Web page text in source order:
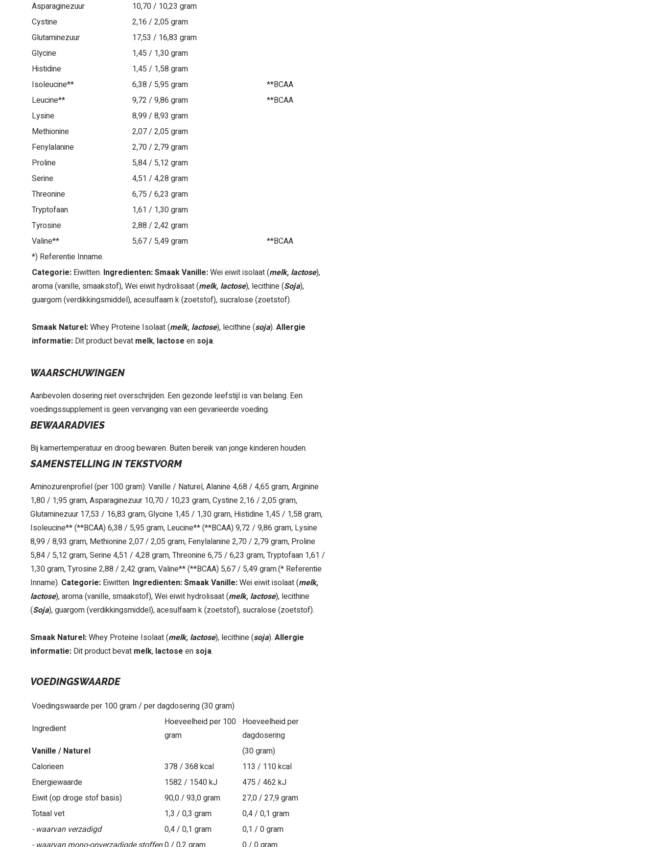
Asparaginezuur
10,70 / 10,23 gram
Cystine
2,16 / 2,05 gram
Glutaminezuur
17,53 / 16,83 gram
Glycine
1,45 / 1,30 gram
Histidine
1,45 / 1,58 gram
Isoleucine**
6,38 / 5,95 gram
**BCAA
Leucine**
9,72 / 9,86 gram
**BCAA
Lysine
8,99 / 8,93 gram
Methionine
2,07 / 2,05 gram
Fenylalanine
2,70 / 2,79 gram
Proline
5,84 / 5,12 gram
Serine
4,51 / 4,28 gram
Threonine
6,75 / 6,23 gram
Tryptofaan
1,61 / 1,30 gram
Tyrosine
2,88 / 2,42 gram
Valine**
5,67 / 5,49 gram
**BCAA
*) Referentie Inname.
Categorie: Eiwitten. Ingredienten:Smaak Vanille:Wei eiwit isolaat (melk, lactose),
aroma (vanille, smaakstof), Wei eiwit hydrolisaat (melk, lactose), lecithine (Soja),
guargom (verdikkingsmiddel), acesulfaam k (zoetstof), sucralose (zoetstof).
Smaak Naturel:Whey Proteine Isolaat (melk, lactose), lecithine (soja). Allergie
informatie: Dit product bevat melk, lactose en soja.
WAARSCHUWINGEN
Aanbevolen dosering niet overschrijden. Een gezonde leefstijl is van belang. Een
voedingssupplement is geen vervanging van een gevarieerde voeding.
BEWAARADVIES
Bij kamertemperatuur en droog bewaren. Buiten bereik van jonge kinderen houden.
SAMENSTELLING IN TEKSTVORM
Aminozurenprofiel (per 100 gram): Vanille / Naturel, Alanine 4,68 / 4,65 gram, Arginine
1,80 / 1,95 gram, Asparaginezuur 10,70 / 10,23 gram, Cystine 2,16 / 2,05 gram,
Glutaminezuur 17,53 / 16,83 gram, Glycine 1,45 / 1,30 gram, Histidine 1,45 / 1,58 gram,
Isoleucine** (**BCAA) 6,38 / 5,95 gram, Leucine** (**BCAA) 9,72 / 9,86 gram, Lysine
8,99 / 8,93 gram, Methionine 2,07 / 2,05 gram, Fenylalanine 2,70 / 2,79 gram, Proline
5,84 / 5,12 gram, Serine 4,51 / 4,28 gram, Threonine 6,75 / 6,23 gram, Tryptofaan 1,61 /
1,30 gram, Tyrosine 2,88 / 2,42 gram, Valine** (**BCAA) 5,67 / 5,49 gram.(* Referentie
Inname). Categorie: Eiwitten. Ingredienten:Smaak Vanille:Wei eiwit isolaat (melk,
lactose), aroma (vanille, smaakstof), Wei eiwit hydrolisaat (melk, lactose), lecithine
(Soja), guargom (verdikkingsmiddel), acesulfaam k (zoetstof), sucralose (zoetstof).
Smaak Naturel:Whey Proteine Isolaat (melk, lactose), lecithine (soja). Allergie
informatie: Dit product bevat melk, lactose en soja.
VOEDINGSWAARDE
Voedingswaarde per 100 gram / per dagdosering (30 gram)
Ingredient
Hoeveelheid per 100
gram
Hoeveelheid per
dagdosering
Vanille / Naturel
(30 gram)
Calorieen
378 / 368 kcal
113 / 110 kcal
Energiewaarde
1582 / 1540 kJ
475 / 462 kJ
Eiwit (op droge stof basis)
90,0 / 93,0 gram
27,0 / 27,9 gram
Totaal vet
1,3 / 0,3 gram
0,4 / 0,1 gram
- waarvan verzadigd
0,4 / 0,1 gram
0,1 / 0 gram